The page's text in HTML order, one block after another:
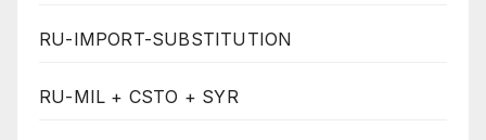
RU-IMPORT-SUBSTITUTION
RU-MIL + CSTO + SYR